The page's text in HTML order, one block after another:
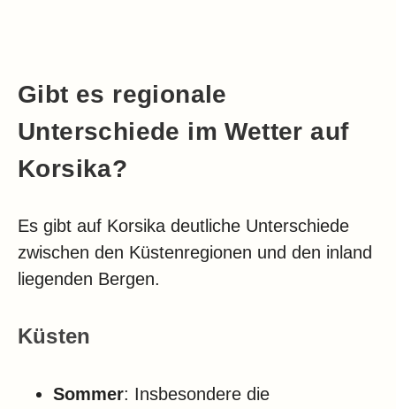
Gibt es regionale
Unterschiede im Wetter auf
Korsika?
Es gibt auf Korsika deutliche Unterschiede
zwischen den Küstenregionen und den inland
liegenden Bergen.
Küsten
Sommer: Insbesondere die